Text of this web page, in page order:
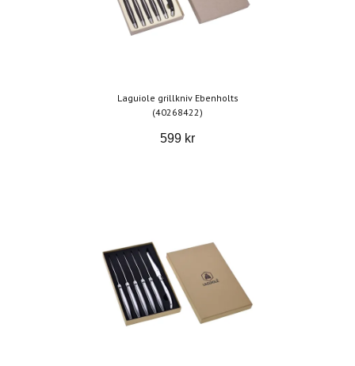
Laguiole grillkniv Ebenholts
(40268422)
599 kr